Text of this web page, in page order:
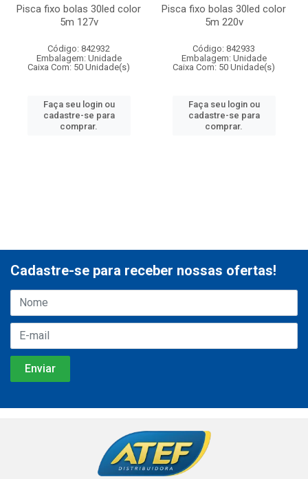
Pisca fixo bolas 30led color
5m 127v
Código: 842932
Embalagem: Unidade
Caixa Com: 50 Unidade(s)
Faça seu login ou
cadastre-se para
comprar.
Pisca fixo bolas 30led color
5m 220v
Código: 842933
Embalagem: Unidade
Caixa Com: 50 Unidade(s)
Faça seu login ou
cadastre-se para
comprar.
Cadastre-se para receber nossas ofertas!